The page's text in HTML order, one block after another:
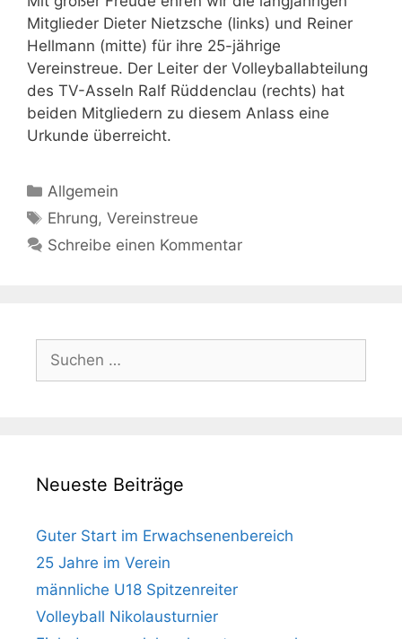
Mitglieder Dieter Nietzsche (links) und Reiner
Hellmann (mitte) für ihre 25-jährige
Vereinstreue. Der Leiter der Volleyballabteilung
des TV-Asseln Ralf Rüddenclau (rechts) hat
beiden Mitgliedern zu diesem Anlass eine
Urkunde überreicht.
Kategorien
Allgemein
Schlagwörter
Ehrung,Vereinstreue
Schreibe einen Kommentar
nach:
Neueste Beiträge
Guter Start im Erwachsenenbereich
25 Jahre im Verein
männliche U18 Spitzenreiter
Volleyball Nikolausturnier